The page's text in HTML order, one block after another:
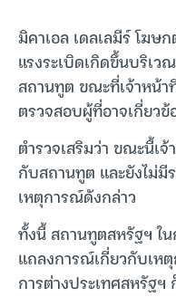
มิคาเอล เดลเลมีร์ โฆษ
แรงระเบิดเกิดขึ้นบริเว
สถานทูต ขณะที่เจ้าหน้า
ตรวจสอบผู้ที่อาจเกี่ยวข้
ตำรวจเสริมว่า ขณะนี้เ
กับสถานทูต และยังไม่มี
เหตุการณ์ดังกล่าว
ทั้งนี้ สถานทูตสหรัฐฯ ใน
แถลงการณ์เกี่ยวกับเห
การต่างประเทศสหรัฐฯ